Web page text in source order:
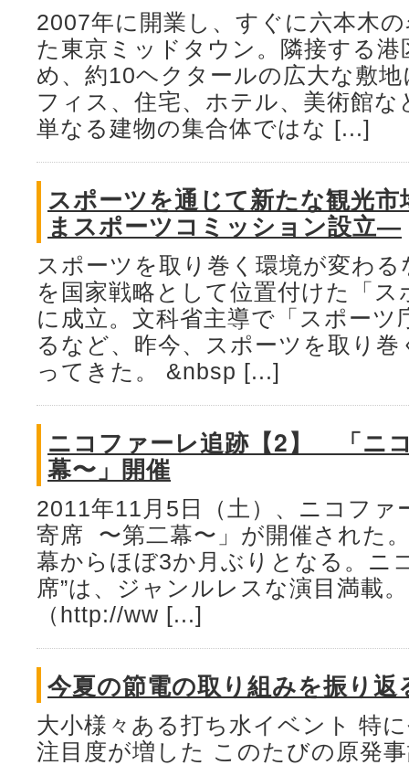
2007年に開業し、すぐに六本木
た東京ミッドタウン。隣接する港
め、約10ヘクタールの広大な敷
フィス、住宅、ホテル、美術館
単なる建物の集合体ではな [...]
スポーツを通じて新たな観光
まスポーツコミッション設立―
スポーツを取り巻く環境が変わ
を国家戦略として位置付けた「
に成立。文科省主導で「スポーツ
るなど、昨今、スポーツを取り
ってきた。 &nbsp [...]
ニコファーレ追跡【2】 「ニ
幕〜」開催
2011年11月5日（土）、ニコファ
寄席 〜第二幕〜」が開催された
幕からほぼ3か月ぶりとなる。ニ
席”は、ジャンルレスな演目満載
（http://ww [...]
今夏の節電の取り組みを振り返
大小様々ある打ち水イベント 特
注目度が増した このたびの原発